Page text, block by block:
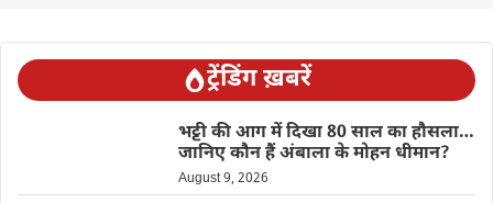
ट्रेंडिंग ख़बरें
भट्टी की आग में दिखा 80 साल का हौसला…
जानिए कौन हैं अंबाला के मोहन धीमान?
August 9, 2026